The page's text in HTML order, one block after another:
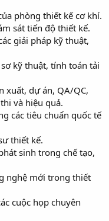
phòng thiết kế cơ khí.
sát tiến độ thiết kế.
giải pháp kỹ thuật,
kỹ thuật, tính toán tải
xuất, dự án, QA/QC,
và hiệu quả.
các tiêu chuẩn quốc tế
thiết kế.
sinh trong chế tạo,
nghệ mới trong thiết
cuộc họp chuyên